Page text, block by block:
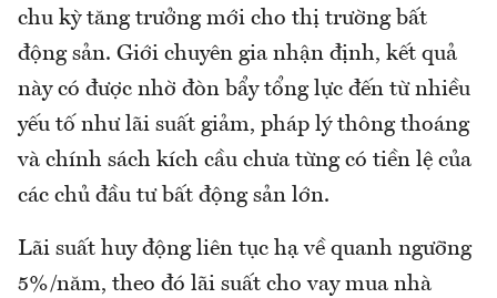
chu kỳ tăng trưởng mới cho thị trường bất
động sản. Giới chuyên gia nhận định, kết quả
này có được nhờ đòn bẩy tổng lực đến từ nhiều
yếu tố như lãi suất giảm, pháp lý thông thoáng
và chính sách kích cầu chưa từng có tiền lệ của
các chủ đầu tư bất động sản lớn.
Lãi suất huy động liên tục hạ về quanh ngưỡng
5%/năm, theo đó lãi suất cho vay mua nhà